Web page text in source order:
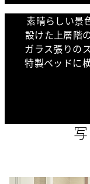
素晴らしい景
設けた上層階
ガラス張りの
特製ベッドに